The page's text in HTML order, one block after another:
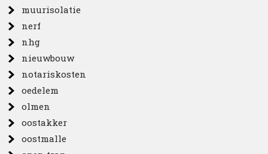
muurisolatie
nerf
nhg
nieuwbouw
notariskosten
oedelem
olmen
oostakker
oostmalle